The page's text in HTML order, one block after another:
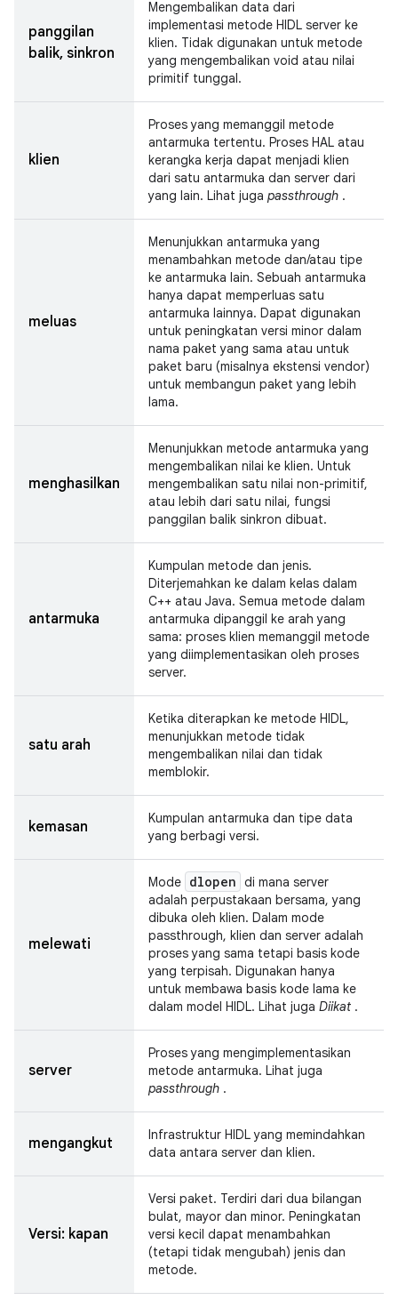
panggilan
balik, sinkron
Mengembalikan data dari
implementasi metode HIDL server ke
klien. Tidak digunakan untuk metode
yang mengembalikan void atau nilai
primitif tunggal.
klien
Proses yang memanggil metode
antarmuka tertentu. Proses HAL atau
kerangka kerja dapat menjadi klien
dari satu antarmuka dan server dari
yang lain. Lihat juga passthrough .
meluas
Menunjukkan antarmuka yang
menambahkan metode dan/atau tipe
ke antarmuka lain. Sebuah antarmuka
hanya dapat memperluas satu
antarmuka lainnya. Dapat digunakan
untuk peningkatan versi minor dalam
nama paket yang sama atau untuk
paket baru (misalnya ekstensi vendor)
untuk membangun paket yang lebih
lama.
menghasilkan
Menunjukkan metode antarmuka yang
mengembalikan nilai ke klien. Untuk
mengembalikan satu nilai non-primitif,
atau lebih dari satu nilai, fungsi
panggilan balik sinkron dibuat.
antarmuka
Kumpulan metode dan jenis.
Diterjemahkan ke dalam kelas dalam
C++ atau Java. Semua metode dalam
antarmuka dipanggil ke arah yang
sama: proses klien memanggil metode
yang diimplementasikan oleh proses
server.
satu arah
Ketika diterapkan ke metode HIDL,
menunjukkan metode tidak
mengembalikan nilai dan tidak
memblokir.
kemasan
Kumpulan antarmuka dan tipe data
yang berbagi versi.
melewati
Mode dlopen di mana server
adalah perpustakaan bersama, yang
dibuka oleh klien. Dalam mode
passthrough, klien dan server adalah
proses yang sama tetapi basis kode
yang terpisah. Digunakan hanya
untuk membawa basis kode lama ke
dalam model HIDL. Lihat juga Diikat .
server
Proses yang mengimplementasikan
metode antarmuka. Lihat juga
passthrough .
mengangkut
Infrastruktur HIDL yang memindahkan
data antara server dan klien.
Versi: kapan
Versi paket. Terdiri dari dua bilangan
bulat, mayor dan minor. Peningkatan
versi kecil dapat menambahkan
(tetapi tidak mengubah) jenis dan
metode.